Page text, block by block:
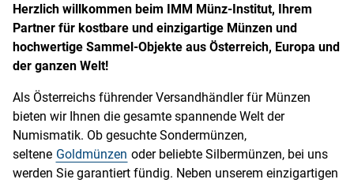
Herzlich willkommen beim IMM Münz-Institut, Ihrem
Partner für kostbare und einzigartige Münzen und
hochwertige Sammel-Objekte aus Österreich, Europa und
der ganzen Welt!
Als Österreichs führender Versandhändler für Münzen
bieten wir Ihnen die gesamte spannende Welt der
Numismatik. Ob gesuchte Sondermünzen,
seltene Goldmünzen oder beliebte Silbermünzen, bei uns
werden Sie garantiert fündig. Neben unserem einzigartigen